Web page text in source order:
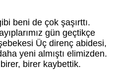
beni de çok şaşırttı.
gün geçtikçe
Üç direnç abidesi,
yeni almıştı elimizden.
birer kaybettik.